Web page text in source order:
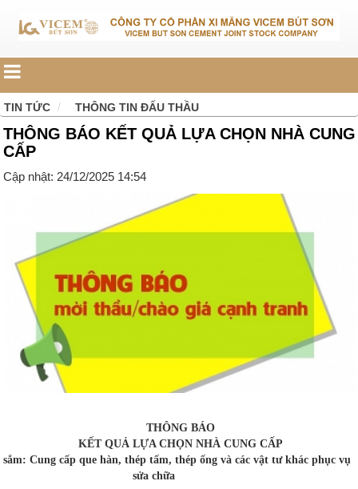
TIN TỨC THÔNG TIN ĐẤU THẦU
THÔNG BÁO KẾT QUẢ LỰA CHỌN NHÀ CUNG
CẤP
Cập nhật: 24/12/2025 14:54
THÔNG BÁO
KẾT QUẢ LỰA CHỌN NHÀ CUNG CẤP
Cung cấp que hàn, thép tấm, thép ống và các vật tư khác phục vụ
sửa chữa